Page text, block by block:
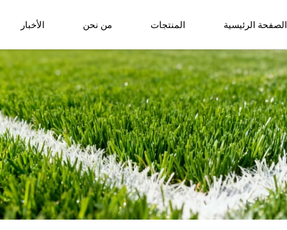
الصفحة الرئيسية المنتجات
شجرة اصطناعية نبات زراعي أرضي
نبات صغير في وعاء سلة زهور اصطناعية
من نحن الأخبار